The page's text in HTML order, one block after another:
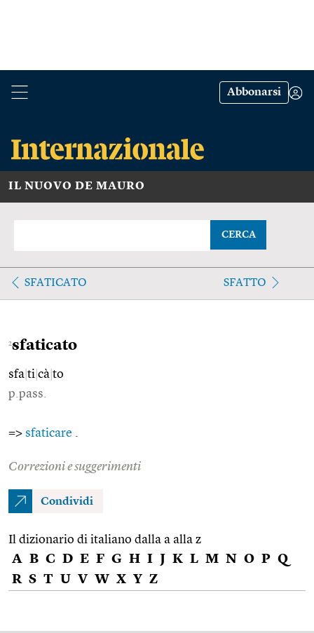
Abbonarsi
IL NUOVO DE MAURO
CERCA
SFATICATO SFATTO
2sfaticato
sfa ti cà to
p.pass.
=> sfaticare
Correzioni e suggerimenti
Condividi
Il dizionario di italiano dalla a alla z
A B C D E F G H I J K L M N O P Q
R S T U V W X Y Z